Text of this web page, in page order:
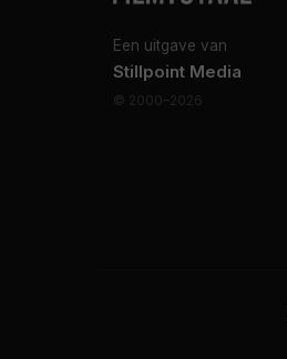
Een uitgave van
Stillpoint Media
© 2000–2026